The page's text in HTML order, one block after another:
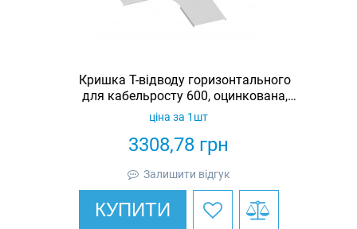
Кришка Т-відводу горизонтального
для кабельросту 600, оцинкована,
Ardic
3308,78 грн
ціна за 1шт
Залишити відгук
КУПИТИ